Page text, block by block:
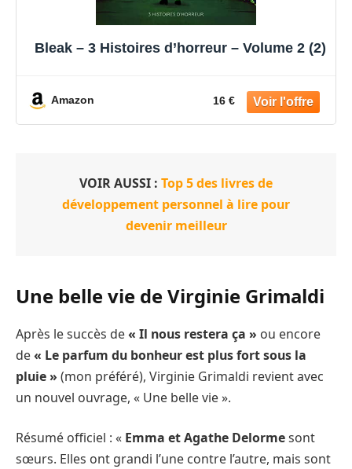
Bleak – 3 Histoires d’horreur – Volume 2 (2)
Amazon 16 €
VOIR AUSSI : Top 5 des livres de
développement personnel à lire pour
devenir meilleur
Une belle vie de Virginie Grimaldi
Après le succès de« Il nous restera ça » ou encore
de« Le parfum du bonheur est plus fort sous la
pluie » (mon préféré), Virginie Grimaldi revient avec
un nouvel ouvrage, « Une belle vie ».
Résumé officiel : « Emma et Agathe Delormesont
sœurs. Elles ont grandi l’une contre l’autre, mais sont